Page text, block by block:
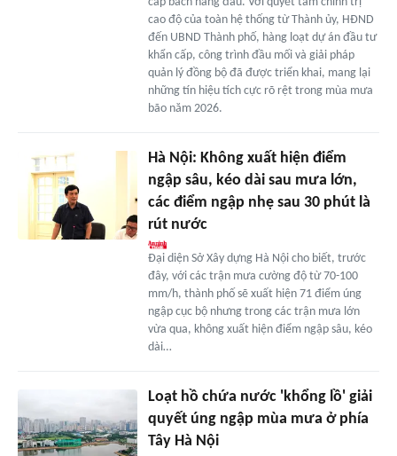
cao độ của toàn hệ thống từ Thành ủy, HĐND
đến UBND Thành phố, hàng loạt dự án đầu tư
khẩn cấp, công trình đầu mối và giải pháp
quản lý đồng bộ đã được triển khai, mang lại
những tín hiệu tích cực rõ rệt trong mùa mưa
bão năm 2026.
Hà Nội: Không xuất hiện điểm
ngập sâu, kéo dài sau mưa lớn,
các điểm ngập nhẹ sau 30 phút là
rút nước
Đại diện Sở Xây dựng Hà Nội cho biết, trước
đây, với các trận mưa cường độ từ 70-100
mm/h, thành phố sẽ xuất hiện 71 điểm úng
ngập cục bộ nhưng trong các trận mưa lớn
vừa qua, không xuất hiện điểm ngập sâu, kéo
dài…
Loạt hồ chứa nước 'khổng lồ' giải
quyết úng ngập mùa mưa ở phía
Tây Hà Nội